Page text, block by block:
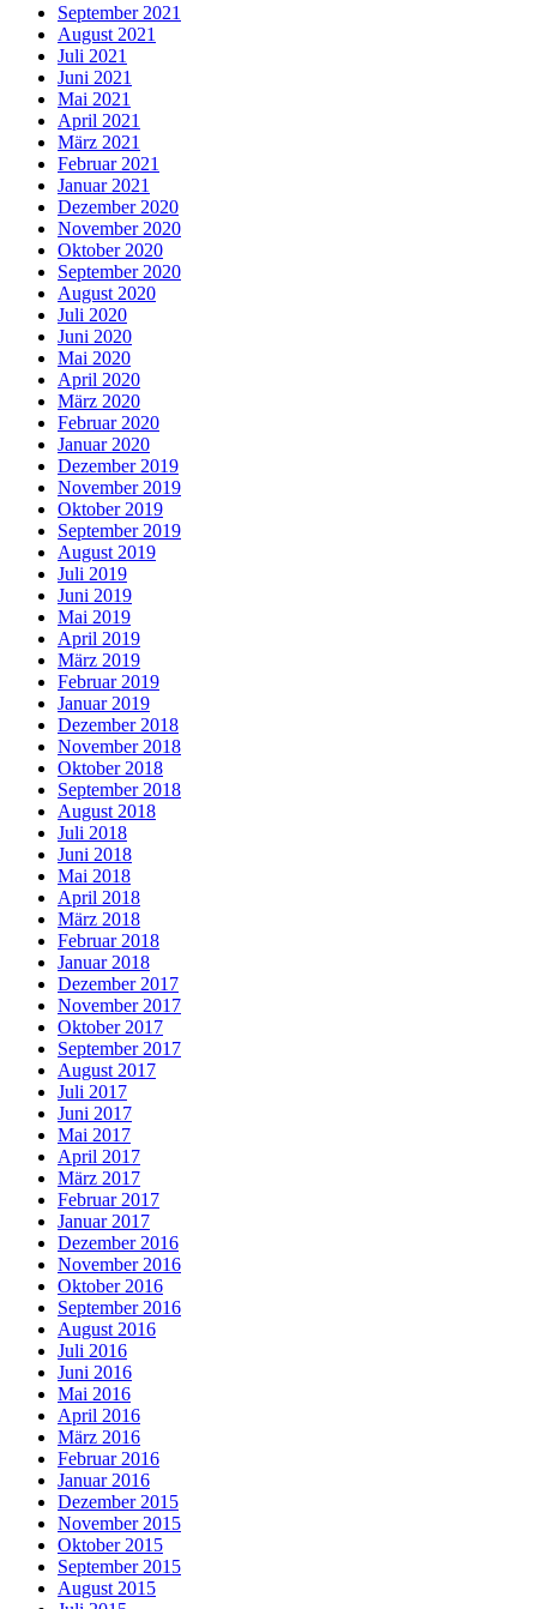
September 2021
August 2021
Juli 2021
Juni 2021
Mai 2021
April 2021
März 2021
Februar 2021
Januar 2021
Dezember 2020
November 2020
Oktober 2020
September 2020
August 2020
Juli 2020
Juni 2020
Mai 2020
April 2020
März 2020
Februar 2020
Januar 2020
Dezember 2019
November 2019
Oktober 2019
September 2019
August 2019
Juli 2019
Juni 2019
Mai 2019
April 2019
März 2019
Februar 2019
Januar 2019
Dezember 2018
November 2018
Oktober 2018
September 2018
August 2018
Juli 2018
Juni 2018
Mai 2018
April 2018
März 2018
Februar 2018
Januar 2018
Dezember 2017
November 2017
Oktober 2017
September 2017
August 2017
Juli 2017
Juni 2017
Mai 2017
April 2017
März 2017
Februar 2017
Januar 2017
Dezember 2016
November 2016
Oktober 2016
September 2016
August 2016
Juli 2016
Juni 2016
Mai 2016
April 2016
März 2016
Februar 2016
Januar 2016
Dezember 2015
November 2015
Oktober 2015
September 2015
August 2015